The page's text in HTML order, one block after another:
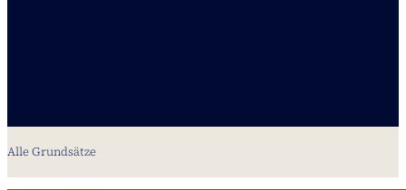
Alle Grundsätze